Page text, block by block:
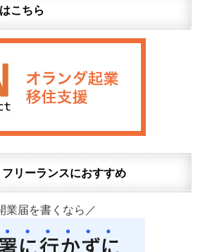
こちら
フリーランスにおすすめ
業届を書くなら／